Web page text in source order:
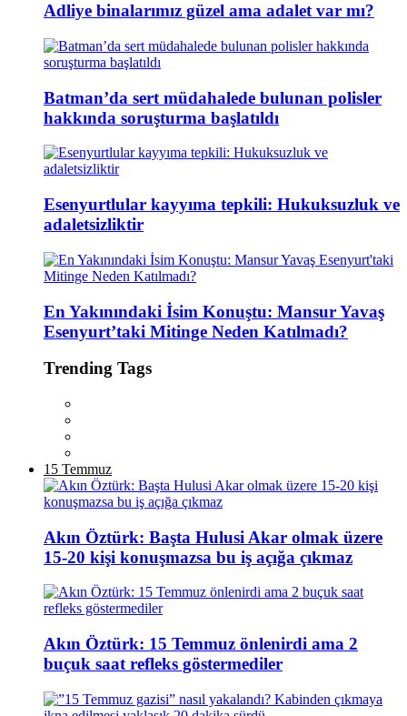
Adliye binalarımız güzel ama adalet var mı?
Batman’da sert müdahalede bulunan polisler
hakkında soruşturma başlatıldı
Esenyurtlular kayyıma tepkili: Hukuksuzluk ve
adaletsizliktir
En Yakınındaki İsim Konuştu: Mansur Yavaş
Esenyurt’taki Mitinge Neden Katılmadı?
Trending Tags
15 Temmuz
Akın Öztürk: Başta Hulusi Akar olmak üzere
15-20 kişi konuşmazsa bu iş açığa çıkmaz
Akın Öztürk: 15 Temmuz önlenirdi ama 2
buçuk saat refleks göstermediler